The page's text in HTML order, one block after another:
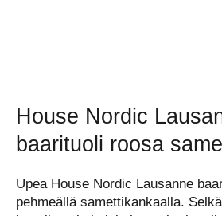
House Nordic
baarituoli roosa
Upea House Nordic Lausanne
pehmeällä samettikankaalla.